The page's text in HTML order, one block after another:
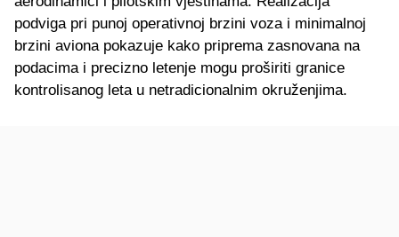
podviga pri punoj operativnoj brzini voza i minimalnoj
brzini aviona pokazuje kako priprema zasnovana na
podacima i precizno letenje mogu proširiti granice
kontrolisanog leta u netradicionalnim okruženjima.